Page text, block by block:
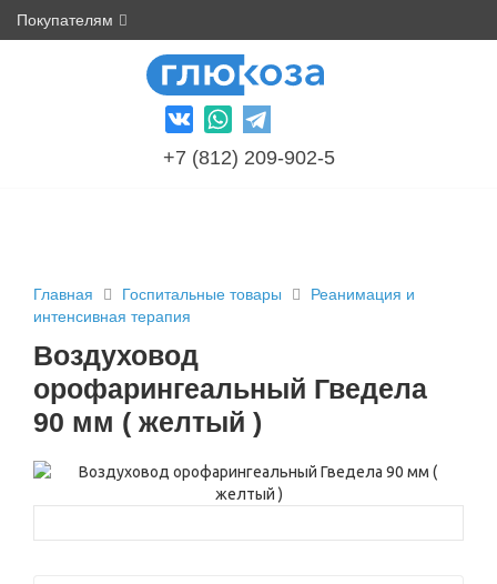
Покупателям
+7 (812) 209-902-5
Главная Госпитальные товары
Реанимация и
интенсивная терапия
Воздуховод
орофарингеальный Гведела
90 мм ( желтый )